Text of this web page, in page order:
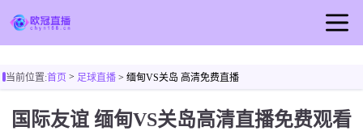
足球直播
当前位置:首页> 足球直播> 缅甸VS关岛 高清免费直播
国际友谊 缅甸VS关岛高清直播免费观看